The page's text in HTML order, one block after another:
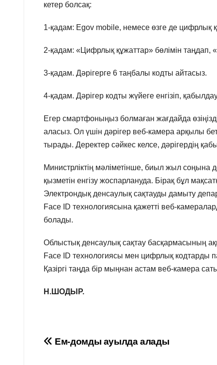
кетер болсақ:
1-қадам: Egov mobile, немесе өзге де
2-қадам: «Цифрлық құжаттар» бөлімін таңдап,
3-қадам. Дәрігерге 6 таңбалы кодты айтасыз.
4-қадам. Дәрігер кодты жүйеге енгізіп,
Егер смартфоныңыз болмаған жағдайда
аласыз. Ол үшін дәрігер веб-камера арқылы
тырады. Деректер сәйкес келсе, дәрігердің
Министрліктің мәліметінше, биыл жыл соңына
қызметін енгізу жоспарлануда. Бірақ бұл
Электрондық денсаулық сақтауды дамыту
Face ID технологиясына қажетті веб-
болады.
Облыстық денсаулық сақтау басқармасының
Face ID технологиясы мен цифрлық кодтарды
Қазіргі таңда бір мыңнан астам веб-камера
Н.ШОДЫР.
Навигация
Ем-домды ауылда алады